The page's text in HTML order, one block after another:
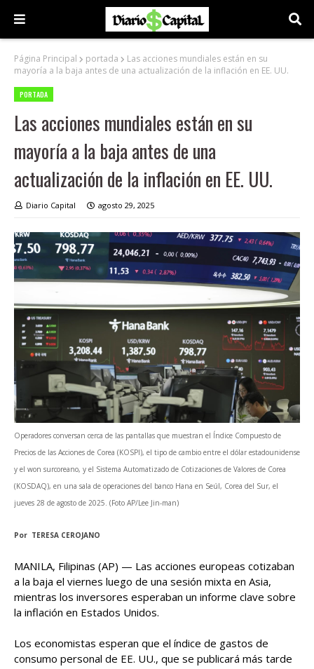
Página Principal portada
Las acciones mundiales están en su
mayoría a la baja antes de una actualización de la inflación en EE. UU.
PORTADA
Las acciones mundiales están en su
mayoría a la baja antes de una
actualización de la inflación en EE. UU.
Diario Capital agosto 29, 2025
Operadores conversan cerca de las pantallas que muestran el Índice Compuesto de
Precios de las Acciones de Corea (KOSPI), el tipo de cambio entre el dólar estadounidense
y el won surcoreano, y el Sistema Automatizado de Cotizaciones de Valores de Corea
(KOSDAQ), en una sala de operaciones del banco Hana en Seúl, Corea del Sur, el
jueves 28 de agosto de 2025. (Foto AP/Lee Jin-man)
Por TERESA CEROJANO
MANILA, Filipinas (AP) — Las acciones europeas cotizaban
a la baja el viernes luego de una sesión mixta en Asia,
mientras los inversores esperaban un informe clave sobre
la inflación en Estados Unidos.
Los economistas esperan que el índice de gastos de
consumo personal de EE. UU., que se publicará más tarde